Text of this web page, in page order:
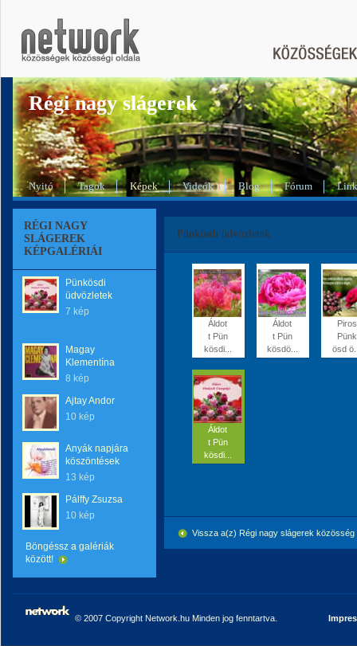
Régi nagy slágerek
Nyitó Tagok Képek Videók Blog Fórum
RÉGI NAGY
SLÁGEREK
KÉPGALÉRIÁI
Pünkösdi
üdvözletek
7 kép
Magay
Klementína
8 kép
Ajtay Andor
10 kép
Anyák napjára
köszöntések
13 kép
Pálffy Zsuzsa
10 kép
Böngéssz a galériák
között!
Pünkösdi üdvözletek
Áldot
t Pün
kösdi...
Áldot
t Pün
kösdö...
Piros
Pünk
ösd
Áldot
t Pün
kösdi...
Vissza a(z) Régi nagy slágerek
© 2007 Copyright Network.hu Minden jog fenntartva.